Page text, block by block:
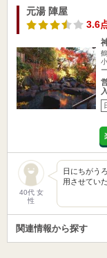
元湯 陣屋
3.6
40代 女
性
日にちがう
用させてい
関連情報から探す